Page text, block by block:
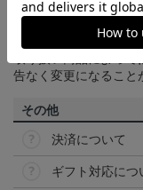
て見える場合がござ
【仕様について】
告なく変更になること
その他
決済について
ギフト対応につ